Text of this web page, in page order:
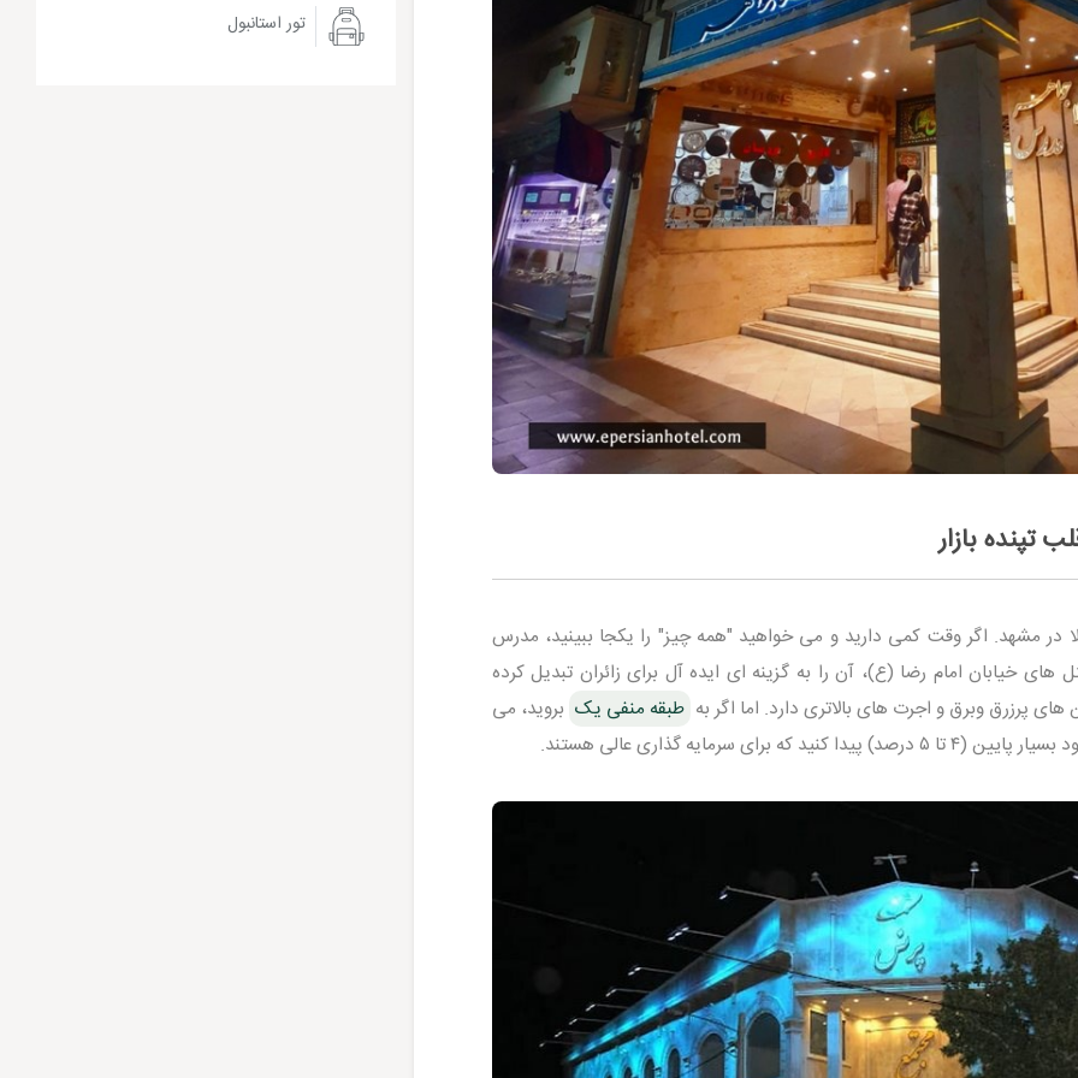
مشهد. اگر وقت کمی دارید و می خواهید "همه چیز" را یکجا ببینید، مدرس
خیابان امام رضا (ع)، آن را به گزینه ای ایده آل برای زائران تبدیل کرده
پرزرق وبرق و اجرت های بالاتری دارد. اما اگر به طبقه منفی یک بروید، می
سرمایه گذاری عالی هستند.
تور استانبول